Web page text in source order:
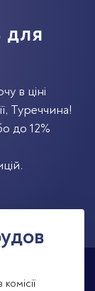
для
в ціні
Туреччина!
до 12%